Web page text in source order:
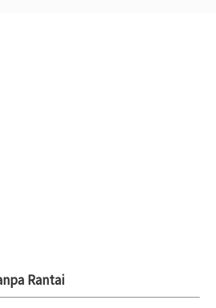
Elektrik
Rantai